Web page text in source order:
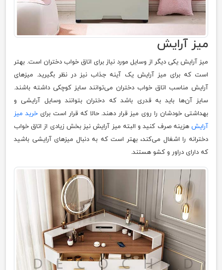
میز آرایش
میز آرایش یکی دیگر از وسایل مورد نیاز برای اتاق خواب دختران است. بهتر
است که برای میز آرایش یک آینه جذاب نیز در نظر بگیرید. میزهای
آرایش مناسب اتاق خواب دختران می‌توانند سایز کوچکی داشته باشند.
سایز آن‌ها باید به قدری باشد که دختران بتوانند وسایل آرایشی و
بهداشتی خودشان را روی میز قرار دهند. حالا که قرار است برایخرید میز
آرایش هزینه صرف کنید و البته میز آرایش نیز بخش زیادی از اتاق خواب
دخترانه را اشغال می‌کند، بهتر است که به دنبال میزهای آرایشی باشید
که دارای دراور و کشو هستند.